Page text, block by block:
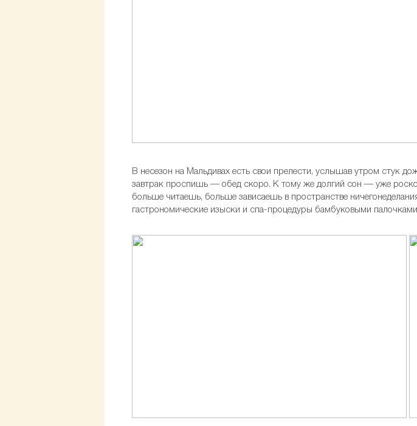
В несезон на Мальдивах есть свои прелести, услышав утром стук
завтрак проспишь — обед скоро. К тому же долгий сон — уже
больше читаешь, больше зависаешь в пространстве
гастрономические изыски и спа-процедуры бамбуковыми